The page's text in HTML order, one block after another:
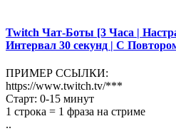
Twitch Чат-Боты [3 Часа |
Интервал 30 секунд | С
ПРИМЕР ССЫЛКИ:
https://www.twitch.tv/***
Старт: 0-15 минут
1 строка = 1 фраза на стриме
..